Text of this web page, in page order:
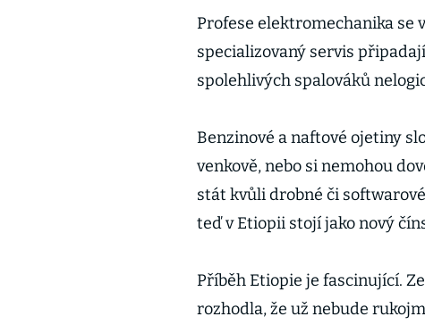
Profese elektromechanika se
specializovaný servis
spolehlivých spalováků
Benzinové a naftové ojetiny
venkově, nebo si nemohou
stát kvůli drobné či
teď v Etiopii stojí jako nový
Příběh Etiopie je fascinující.
rozhodla, že už nebude